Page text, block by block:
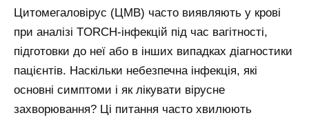
Цитомегаловірус (ЦМВ) часто виявляють у крові
при аналізі TORCH-інфекцій під час вагітності,
підготовки до неї або в інших випадках діагностики
пацієнтів. Наскільки небезпечна інфекція, які
основні симптоми і як лікувати вірусне
захворювання? Ці питання часто хвилюють